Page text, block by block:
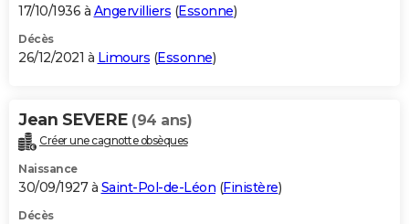
17/10/1936 à Angervilliers (Essonne)
Décès
26/12/2021 à Limours (Essonne)
Jean SEVERE (94 ans)
Créer une cagnotte obsèques
Naissance
30/09/1927 à Saint-Pol-de-Léon (Finistère)
Décès